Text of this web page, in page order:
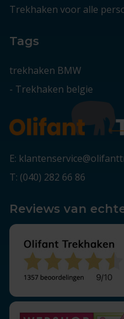
Trekhaken voor alle
Tags
trekhaken BMW
- Trekhaken belgie
E:
T: (040) 282 66 86
Reviews van